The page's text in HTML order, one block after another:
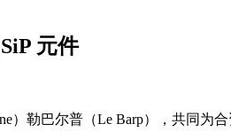
元件
勒巴尔普（Le Barp），共同为合